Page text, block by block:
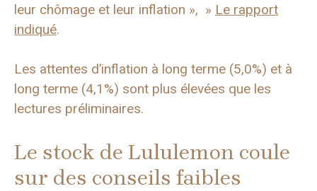
leur chômage et leur inflation », » Le rapport
indiqué.
Les attentes d’inflation à long terme (5,0%) et à
long terme (4,1%) sont plus élevées que les
lectures préliminaires.
Le stock de Lululemon coule
sur des conseils faibles